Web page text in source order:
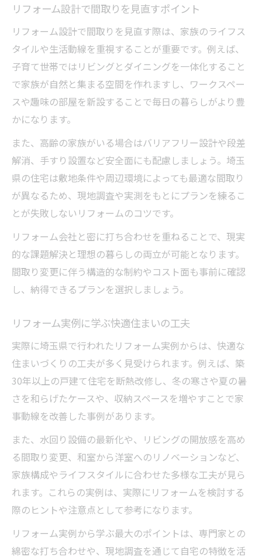
リフォーム設計で間取りを見直すポイント
リフォーム設計で間取りを見直す際は、家族のライフス
タイルや生活動線を重視することが重要です。例えば、
子育て世帯ではリビングとダイニングを一体化すること
で家族が自然と集まる空間を作れますし、ワークスペー
スや趣味の部屋を新設することで毎日の暮らしがより豊
かになります。
また、高齢の家族がいる場合はバリアフリー設計や段差
解消、手すり設置など安全面にも配慮しましょう。埼玉
県の住宅は敷地条件や周辺環境によっても最適な間取り
が異なるため、現地調査や実測をもとにプランを練るこ
とが失敗しないリフォームのコツです。
リフォーム会社と密に打ち合わせを重ねることで、現実
的な課題解決と理想の暮らしの両立が可能となります。
間取り変更に伴う構造的な制約やコスト面も事前に確認
し、納得できるプランを選択しましょう。
リフォーム実例に学ぶ快適住まいの工夫
実際に埼玉県で行われたリフォーム実例からは、快適な
住まいづくりの工夫が多く見受けられます。例えば、築
30年以上の戸建て住宅を断熱改修し、冬の寒さや夏の暑
さを和らげたケースや、収納スペースを増やすことで家
事動線を改善した事例があります。
また、水回り設備の最新化や、リビングの開放感を高め
る間取り変更、和室から洋室へのリノベーションなど、
家族構成やライフスタイルに合わせた多様な工夫が見ら
れます。これらの実例は、実際にリフォームを検討する
際のヒントや注意点として参考になります。
リフォーム実例から学ぶ最大のポイントは、専門家との
綿密な打ち合わせや、現地調査を通じて自宅の特徴を活